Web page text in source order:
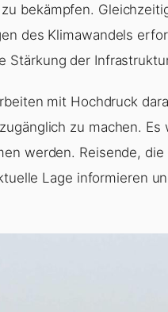
bekämpfen.
des Klimawandels
Stärkung der
mit Hochdruck
zu machen.
werden. Reisende,
Lage informieren